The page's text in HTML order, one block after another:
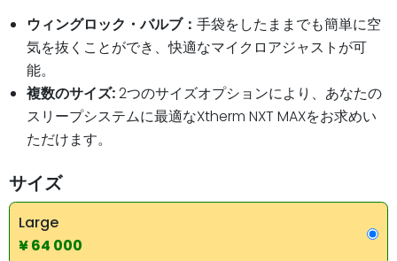
ウィングロック・バルブ： 手袋をしたままでも簡単に空
気を抜くことができ、快適なマイクロアジャストが可
能。
複数のサイズ:2つのサイズオプションにより、あなたの
スリープシステムに最適なXtherm NXT MAXをお求めい
ただけます。
サイズ
Large
¥ 64 000